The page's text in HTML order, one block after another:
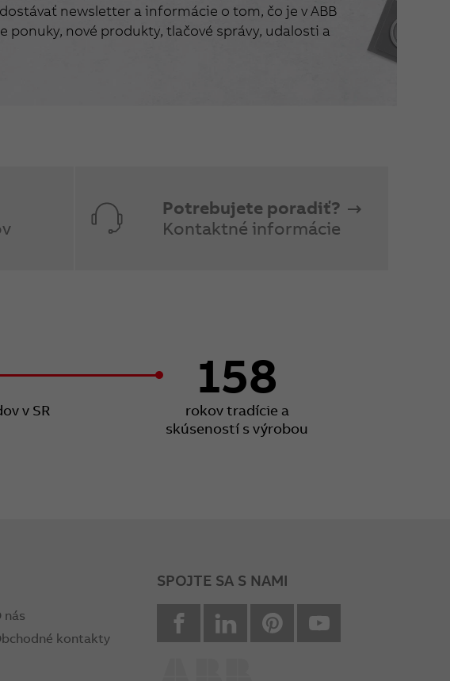
newsletter a informácie o tom, čo je v ABB
ponuky, nové produkty, tlačové správy, udalosti a
Potrebujete poradiť?
Kontaktné informácie
v SR
158
rokov tradície a
skúseností s výrobou
nás
kontakty
SPOJTE SA S NAMI
facebook Linkedin Pinterest